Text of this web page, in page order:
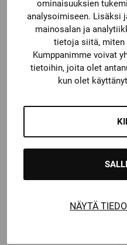
ominaisuuksien
analysoimiseen. Lisäksi
mainosalan ja
tietoja siitä, miten
Kumppanimme voivat
tietoihin, joita olet
kun olet
NÄYTÄ
Bauer
BAUER VISIIRISPRAY
GEELI